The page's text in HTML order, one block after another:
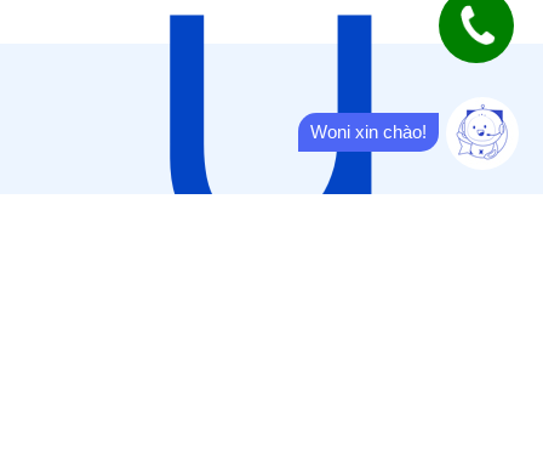
Woni xin chào!